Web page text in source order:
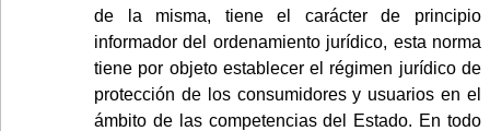
de la misma, tiene el carácter de principio
informador del ordenamiento jurídico, esta norma
tiene por objeto establecer el régimen jurídico de
protección de los consumidores y usuarios en el
ámbito de las competencias del Estado. En todo